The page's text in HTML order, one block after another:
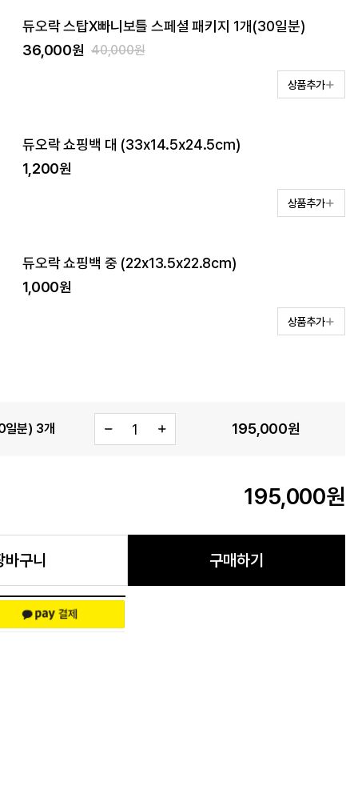
듀오락 스탑X빠니보틀 스페셜 패키지 1개(30일분)
36,000원 40,000원
상품추가
듀오락 쇼핑백 대 (33x14.5x24.5cm)
1,200원
상품추가
듀오락 쇼핑백 중 (22x13.5x22.8cm)
1,000원
상품추가
일분) 3개 195,000원
195,000원
바구니 구매하기